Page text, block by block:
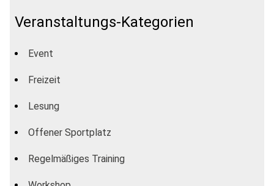
Veranstaltungs-Kategorien
Event
Freizeit
Lesung
Offener Sportplatz
Regelmäßiges Training